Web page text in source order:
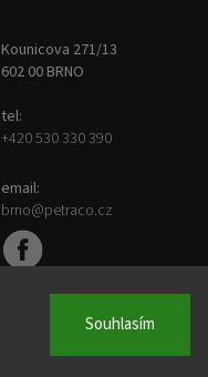
Souhlasím
Kounicova 271/13
602 00 BRNO
tel:
+420 530 330 390
email:
brno@petraco.cz